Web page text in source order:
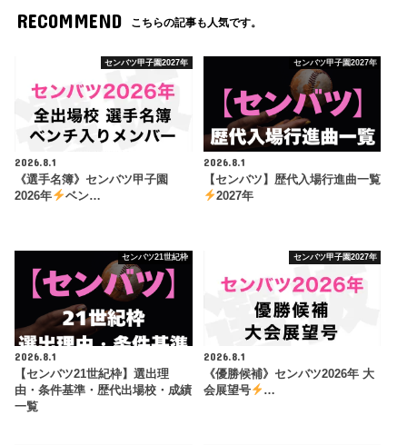
RECOMMEND こちらの記事も人気です。
センバツ甲子園2027年
2026.8.1
《選手名簿》センバツ甲子園
2026年
ベン…
センバツ甲子園2027年
2026.8.1
【センバツ】歴代入場行進曲一覧
2027年
センバツ21世紀枠
2026.8.1
【センバツ21世紀枠】選出理
由・条件基準・歴代出場校・成績
一覧
センバツ甲子園2027年
2026.8.1
《優勝候補》センバツ2026年 大
会展望号
…